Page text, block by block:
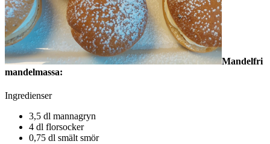
Mandelfri
mandelmassa:
Ingredienser
3,5 dl mannagryn
4 dl florsocker
0,75 dl smält smör